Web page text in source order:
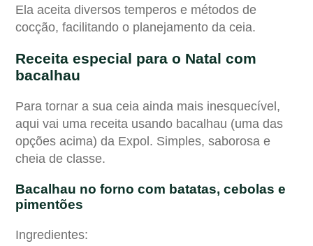
Ela aceita diversos temperos e métodos de
cocção, facilitando o planejamento da ceia.
Receita especial para o Natal com
bacalhau
Para tornar a sua ceia ainda mais inesquecível,
aqui vai uma receita usando bacalhau (uma das
opções acima) da Expol. Simples, saborosa e
cheia de classe.
Bacalhau no forno com batatas, cebolas e
pimentões
Ingredientes: